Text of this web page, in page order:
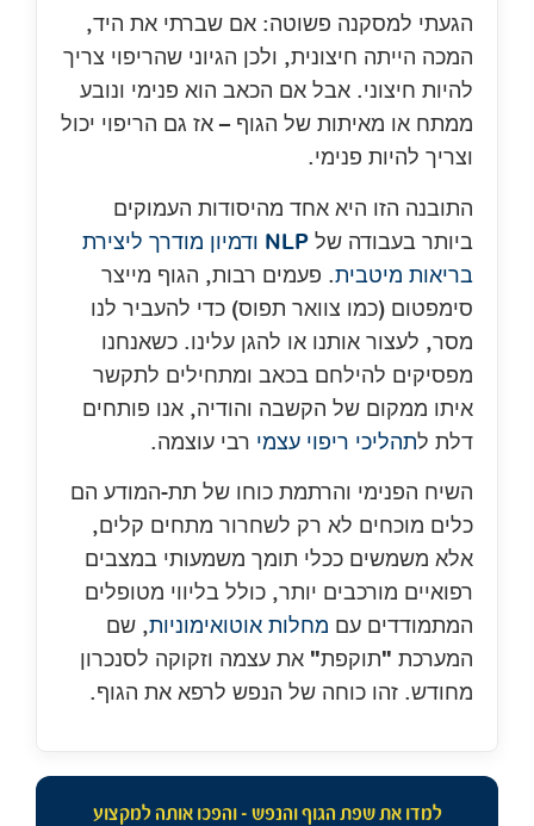
הגעתי למסקנה פשוטה: אם שברתי את היד,
המכה הייתה חיצונית, ולכן הגיוני שהריפוי צריך
להיות חיצוני. אבל אם הכאב הוא פנימי ונובע
ממתח או מאיתות של הגוף – אז גם הריפוי יכול
וצריך להיות פנימי.
התובנה הזו היא אחד מהיסודות העמוקים
ביותר בעבודה של
NLP ודמיון מודרך ליצירת
בריאות מיטבית. פעמים רבות, הגוף מייצר
סימפטום (כמו צוואר תפוס) כדי להעביר לנו
מסר, לעצור אותנו או להגן עלינו. כשאנחנו
מפסיקים להילחם בכאב ומתחילים לתקשר
איתו ממקום של הקשבה והודיה, אנו פותחים
דלת לתהליכי ריפוי עצמי רבי עוצמה.
השיח הפנימי והרתמת כוחו של תת-המודע הם
כלים מוכחים לא רק לשחרור מתחים קלים,
אלא משמשים ככלי תומך משמעותי במצבים
רפואיים מורכבים יותר, כולל בליווי מטופלים
המתמודדים עם מחלות אוטואימוניות, שם
המערכת "תוקפת" את עצמה וזקוקה לסנכרון
מחודש. זהו כוחה של הנפש לרפא את הגוף.
למדו את שפת הגוף והנפש - והפכו אותה למקצוע